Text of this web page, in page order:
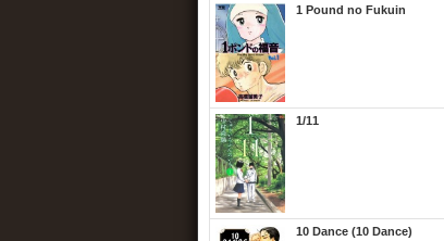
1 Pound no Fukuin
1/11
10 Dance (10 Dance)